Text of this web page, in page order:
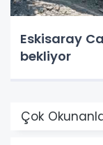
Eskisaray
bekliyor
Çok